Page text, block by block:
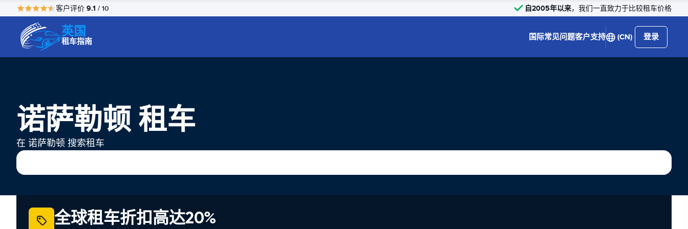
客户评价 9.1 / 10 自2005年以来，我们一直致力于比较租车价格
英国
租车指南 国际常见问题客户支持 (CN) 登录
诺萨勒顿 租车
在 诺萨勒顿 搜索租车
全球租车折扣高达20%